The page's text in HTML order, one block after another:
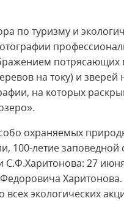
по туризму и
потрясающих
на току) и
на которых
охраняемых
100-летие
27
всех экологических